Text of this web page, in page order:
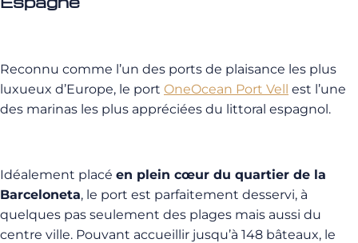
Reconnu comme l’un des ports de plaisance les plus
luxueux d’Europe, le port OneOcean Port Vell est l’une
des marinas les plus appréciées du littoral espagnol.
Idéalement placé en plein cœur du quartier de la
Barceloneta, le port est parfaitement desservi, à
quelques pas seulement des plages mais aussi du
centre ville. Pouvant accueillir jusqu’à 148 bâteaux, le